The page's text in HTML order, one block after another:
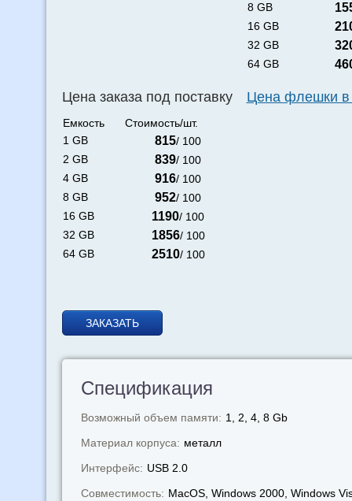
Цена заказа под поставку
Емкость
Стоимость/шт.
1 GB
815/ 100
2 GB
839/ 100
4 GB
916/ 100
8 GB
952/ 100
16 GB
1190/ 100
32 GB
1856/ 100
64 GB
2510/ 100
8 GB
16 GB
32 GB
64 GB
Цена флешки в
ЗАКАЗАТЬ
Спецификация
Возможный объем памяти: 1, 2, 4, 8 Gb
Материал корпуса: металл
Интерфейс: USB 2.0
Совместимость: MacOS, Windows 2000, Windows